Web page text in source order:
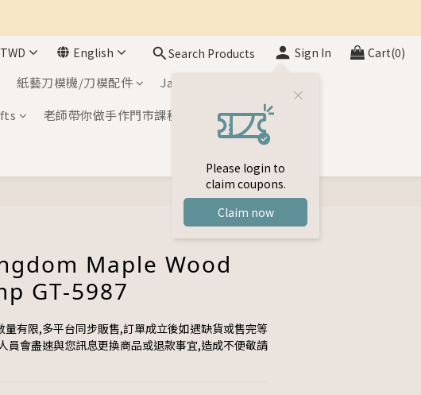
TWD English Search Products Sign In
Please login to
claim coupons.
Claim now
Cart(0)
紙藝刀模機/刀模配件
Japan Inks
老師帶你做手作門市課程
Maple Wood
GT-5987
量有限,多平台同步販售,訂單成立後如遇缺貨或售完等
員會盡速與您訊息更換商品或退款事宜,造成不便敬請
BUY NOW